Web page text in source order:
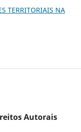
TERRITORIAIS NA
Autorais